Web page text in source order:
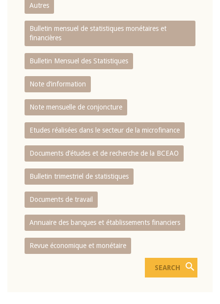
Autres
Bulletin mensuel de statistiques monétaires et
financières
Bulletin Mensuel des Statistiques
Note d’information
Note mensuelle de conjoncture
Etudes réalisées dans le secteur de la microfinance
Documents d’études et de recherche de la BCEAO
Bulletin trimestriel de statistiques
Documents de travail
Annuaire des banques et établissements financiers
Revue économique et monétaire